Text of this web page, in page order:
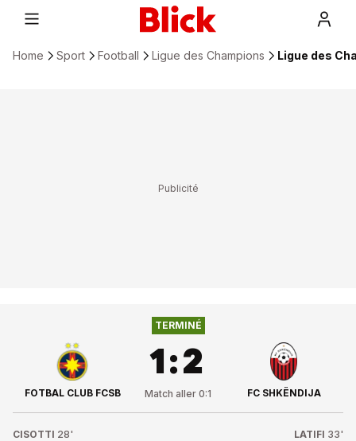
Home Sport Football Ligue des Champions Ligue des
1:2
FOTBAL CLUB FCSB
TERMINÉ
1:2
Match aller 0:1 FC SHKËNDIJA
CISOTTI 28' LATIFI 33'